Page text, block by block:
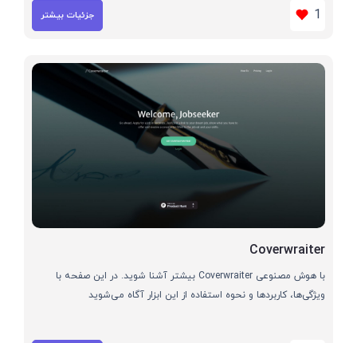
1 جزئیات بیشتر
Coverwraiter
با هوش مصنوعی Coverwraiter بیشتر آشنا شوید. در این صفحه با
ویژگی‌ها، کاربردها و نحوه استفاده از این ابزار آگاه می‌شوید